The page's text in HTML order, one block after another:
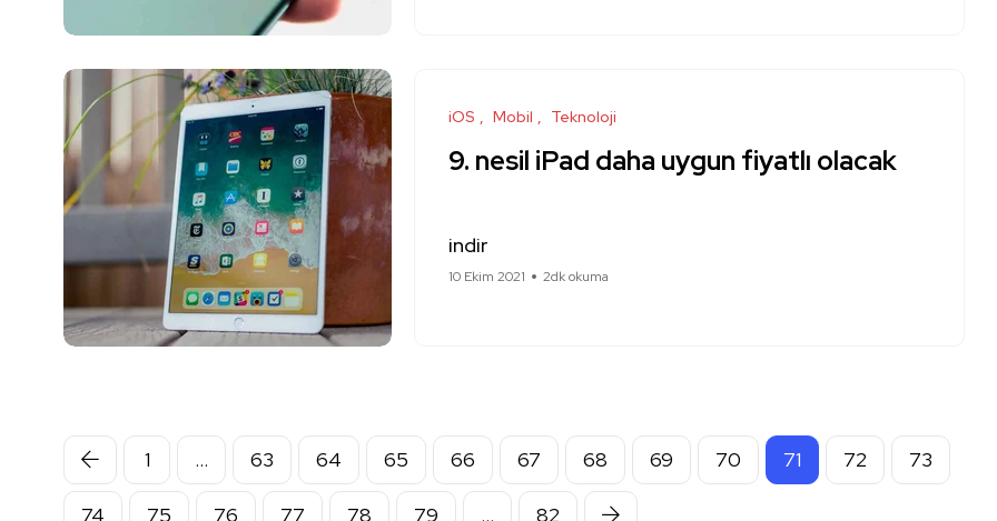
iOS Mobil Teknoloji
9. nesil iPad daha uygun fiyatlı olacak
indir
10 Ekim 2021 2dk okuma
1 … 63 64 65 66 67 68 69 70 71 72 73
74 75 76 77 78 79 … 82